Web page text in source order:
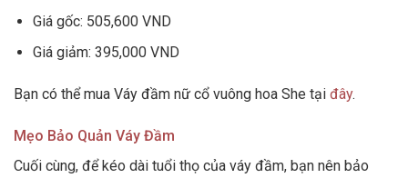
Giá gốc: 505,600 VND
Giá giảm: 395,000 VND
Bạn có thể mua Váy đầm nữ cổ vuông hoa She tại đây.
Mẹo Bảo Quản Váy Đầm
Cuối cùng, để kéo dài tuổi thọ của váy đầm, bạn nên bảo